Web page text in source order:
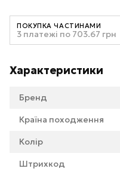
ПОКУПКА ЧАСТИНАМИ
3 платежі по 703.67 грн
Характеристики
Бренд
Країна походження
Колір
Штрихкод